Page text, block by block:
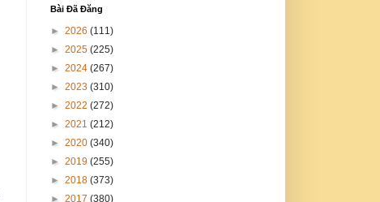
Bài Đã Đăng
► 2026 (111)
► 2025 (225)
► 2024 (267)
► 2023 (310)
► 2022 (272)
► 2021 (212)
► 2020 (340)
► 2019 (255)
► 2018 (373)
► 2017 (380)